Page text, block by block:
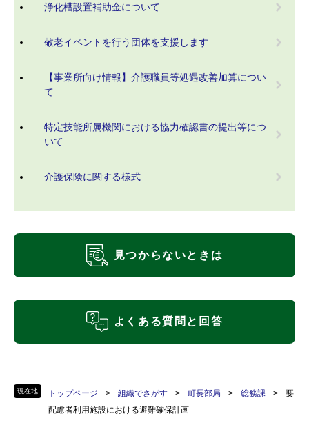
現在地 トップページ > 組織でさがす > 町長部局 > 総務課 >
要
配慮者利用施設における避難確保計画
浄化槽設置補助金について
敬老イベントを行う団体を支援します
【事業所向け情報】介護職員等処遇改善加算につい
て
特定技能所属機関における協力確認書の提出等につ
いて
介護保険に関する様式
見つからないときは
よくある質問と回答